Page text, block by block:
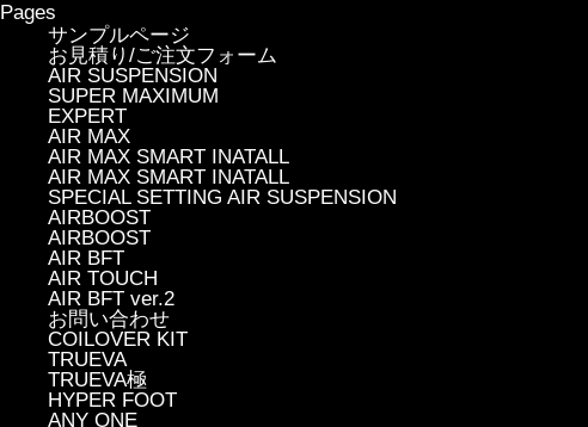
Pages
サンプルページ
お見積り/ご注文フォーム
AIR SUSPENSION
SUPER MAXIMUM
EXPERT
AIR MAX
AIR MAX SMART INATALL
AIR MAX SMART INATALL
SPECIAL SETTING AIR SUSPENSION
AIRBOOST
AIRBOOST
AIR BFT
AIR TOUCH
AIR BFT ver.2
お問い合わせ
COILOVER KIT
TRUEVA
TRUEVA極
HYPER FOOT
ANY ONE